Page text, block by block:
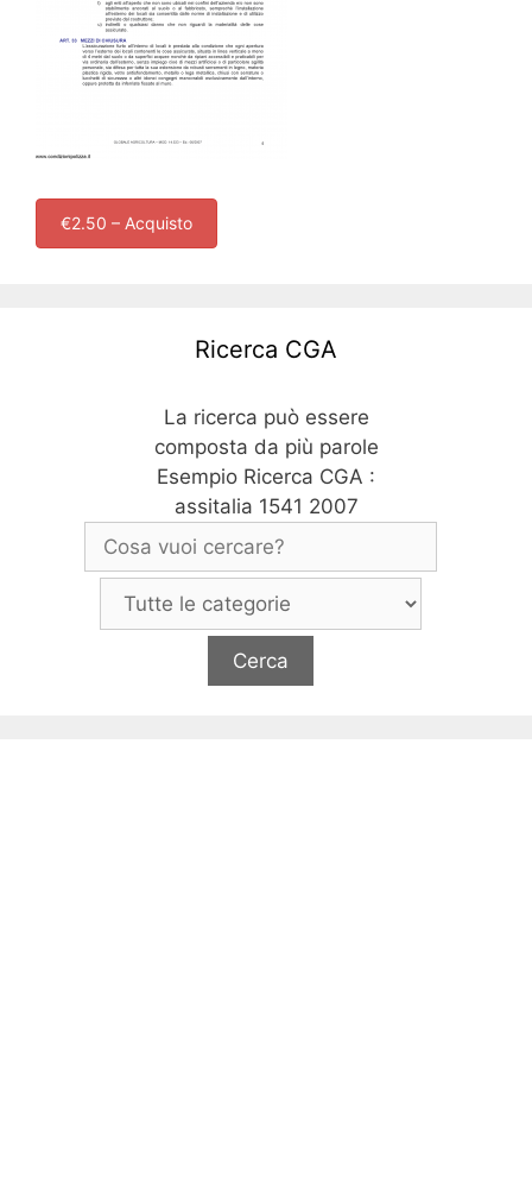
€2.50 – Acquisto
Ricerca CGA
La ricerca può essere
composta da più parole
Esempio Ricerca CGA :
assitalia 1541 2007